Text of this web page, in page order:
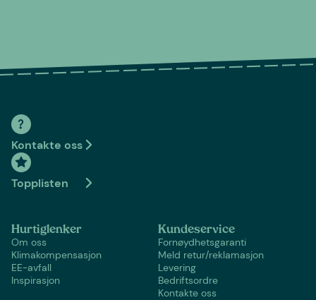
Kontakte oss
Topplisten
Hurtiglenker
Om oss
Klimakompensasjon
EE-avfall
Inspirasjon
Kundeservice
Fornøydhetsgaranti
Meld retur/reklamasjon
Levering
Bedriftsordre
Kontakte oss